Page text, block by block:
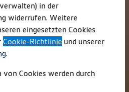
Volkswagen Group
und Logistik
Fach- und Führungsexpertinnen
in der
widerrufen. Weitere
eingesetzten Cookies
Cookie-Richtlinie und unserer
.
von Cookies werden durch